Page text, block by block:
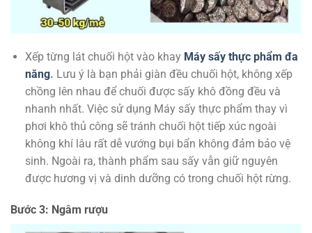
Xếp từng lát chuối hột vào khay Máy sấy thực phẩm đa
năng. Lưu ý là bạn phải giàn đều chuối hột, không xếp
chồng lên nhau để chuối được sấy khô đồng đều và
nhanh nhất. Việc sử dụng Máy sấy thực phẩm thay vì
phơi khô thủ công sẽ tránh chuối hột tiếp xúc ngoài
không khí lâu rất dễ vướng bụi bẩn không đảm bảo vệ
sinh. Ngoài ra, thành phẩm sau sấy vẫn giữ nguyên
được hương vị và dinh dưỡng có trong chuối hột rừng.
Bước 3: Ngâm rượu